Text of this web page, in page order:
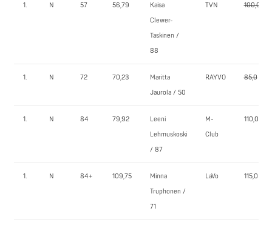
1. N 57 56,79
Kaisa
Clewer-
Taskinen /
88
TVN 100,0
1. N 72 70,23
Maritta
Jaurola / 50
RAYVO 85,0
1. N 84 79,92
Leeni
Lehmuskoski
/ 87
M-
Club
110,0
1. N 84+ 109,75
Minna
Truphonen /
71
LaVo 115,0